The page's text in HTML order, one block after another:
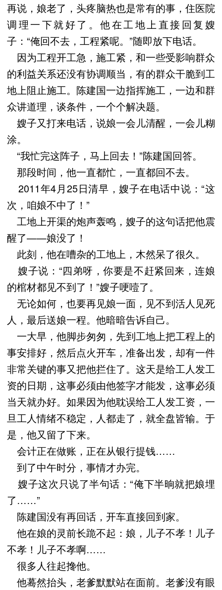
再说，娘老了，头疼脑热也是常有的事，住医院
调理一下就好了。他在工地上直接回复嫂
子：“俺回不去，工程紧呢。”随即放下电话。
因为工程开工急，施工紧，和一些受影响群众
的利益关系还没有协调顺当，有的群众干脆到工
地上阻止施工。陈建国一边指挥施工，一边和群
众讲道理，谈条件，一个个解决题。
嫂子又打来电话，说娘一会儿清醒，一会儿糊
涂。
“我忙完这阵子，马上回去！”陈建国回答。
那段时间，他一直都忙，一直都回不去。
2011年4月25日清早，嫂子在电话中说：“这
次，咱娘不中了！”
工地上开渠的炮声轰鸣，嫂子的这句话把他震
醒了——娘没了！
此刻，他在嘈杂的工地上，木然呆了很久。
嫂子说：“四弟呀，你要是不赶紧回来，连娘
的棺材都见不到了！”嫂子哽噎了。
无论如何，也要再见娘一面，见不到活人见死
人，最后送娘一程。他暗暗告诉自己。
一大早，他脚步匆匆，先到工地上把工程上的
事安排好，然后点火开车，准备出发，却有一件
非常关键的事又把他拦住了。这天是给工人发工
资的日期，这事必须由他签字才能发，这事必须
当天就办好。如果因为他耽误给工人发工资，一
旦工人情绪不稳定，人都走了，就全盘皆输。于
是，他又留了下来。
会计正在做账，正在从银行提钱……
到了中午时分，事情才办完。
嫂子这次只说了半句话：“俺下半晌就把娘埋
了……”
陈建国没有再回话，开车直接回到家。
他在娘的灵前长跪不起：娘，儿子不孝！儿子
不孝！儿子不孝啊……
很多人往起搀他。
他蓦然抬头，老爹默默站在面前。老爹没有眼